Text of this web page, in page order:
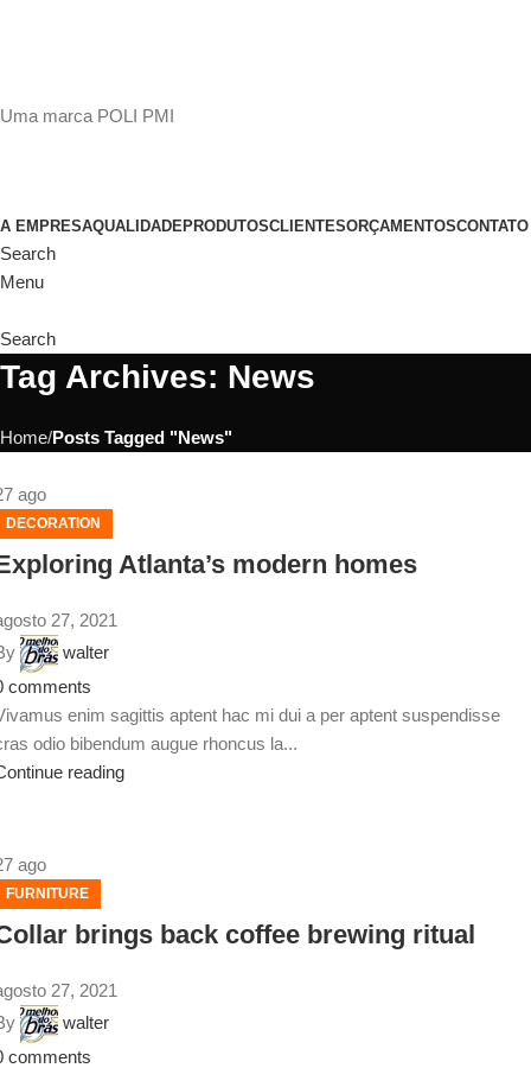
Uma marca POLI PMI
A EMPRESAQUALIDADEPRODUTOSCLIENTESORÇAMENTOSCONTATO
Search
Menu
Search
Tag Archives: News
Home Posts Tagged "News"
ago
DECORATION
Atlanta’s modern homes
27, 2021
walter
comments
enim sagittis aptent hac mi dui a per aptent suspendisse
odio bibendum augue rhoncus la...
reading
ago
FURNITURE
brings back coffee brewing ritual
27, 2021
walter
comments